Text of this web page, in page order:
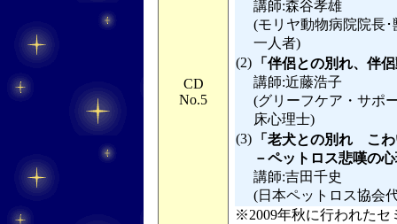
CD
No.5
講師:森谷孝雄
(モリヤ動物病院院長
一人者)
(2)
「伴侶との別れ、伴
講師:近藤浩子
(グリーフケア・サポ
床心理士)
(3)
「老犬との別れ こ
－ペットロス悲嘆の
講師:吉田千史
(日本ペットロス協会
※2009年秋に行われたセ